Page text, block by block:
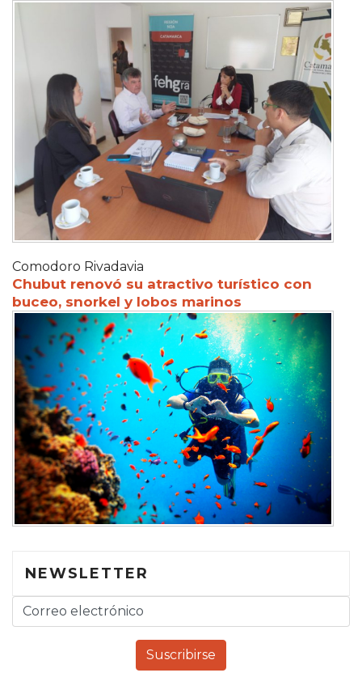
Comodoro Rivadavia
Chubut renovó su atractivo turístico con
buceo, snorkel y lobos marinos
NEWSLETTER